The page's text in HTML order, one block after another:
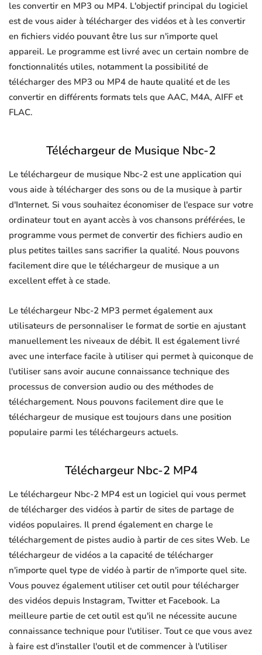
les convertir en MP3 ou MP4. L'objectif principal du logiciel
est de vous aider à télécharger des vidéos et à les convertir
en fichiers vidéo pouvant être lus sur n'importe quel
appareil. Le programme est livré avec un certain nombre de
fonctionnalités utiles, notamment la possibilité de
télécharger des MP3 ou MP4 de haute qualité et de les
convertir en différents formats tels que AAC, M4A, AIFF et
FLAC.
Téléchargeur de Musique Nbc-2
Le téléchargeur de musique Nbc-2 est une application qui
vous aide à télécharger des sons ou de la musique à partir
d'Internet. Si vous souhaitez économiser de l'espace sur votre
ordinateur tout en ayant accès à vos chansons préférées, le
programme vous permet de convertir des fichiers audio en
plus petites tailles sans sacrifier la qualité. Nous pouvons
facilement dire que le téléchargeur de musique a un
excellent effet à ce stade.
Le téléchargeur Nbc-2 MP3 permet également aux
utilisateurs de personnaliser le format de sortie en ajustant
manuellement les niveaux de débit. Il est également livré
avec une interface facile à utiliser qui permet à quiconque de
l'utiliser sans avoir aucune connaissance technique des
processus de conversion audio ou des méthodes de
téléchargement. Nous pouvons facilement dire que le
téléchargeur de musique est toujours dans une position
populaire parmi les téléchargeurs actuels.
Téléchargeur Nbc-2 MP4
Le téléchargeur Nbc-2 MP4 est un logiciel qui vous permet
de télécharger des vidéos à partir de sites de partage de
vidéos populaires. Il prend également en charge le
téléchargement de pistes audio à partir de ces sites Web. Le
téléchargeur de vidéos a la capacité de télécharger
n'importe quel type de vidéo à partir de n'importe quel site.
Vous pouvez également utiliser cet outil pour télécharger
des vidéos depuis Instagram, Twitter et Facebook. La
meilleure partie de cet outil est qu'il ne nécessite aucune
connaissance technique pour l'utiliser. Tout ce que vous avez
à faire est d'installer l'outil et de commencer à l'utiliser